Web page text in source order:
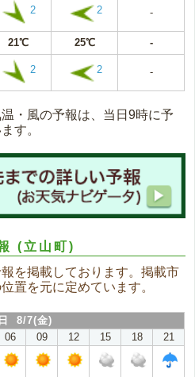
2 2 -
21℃ 25℃ -
2 2 -
・風の予報は、当日9時に予
す。
(立山町)
を掲載しております。掲載市
置を元に定めています。
8/7(金)
06 09 12 15 18
21